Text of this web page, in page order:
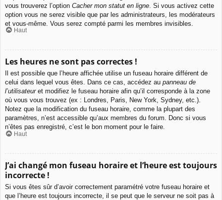
vous trouverez l’option Cacher mon statut en ligne . Si vous activez cette
option vous ne serez visible que par les administrateurs, les modérateurs
et vous-même. Vous serez compté parmi les membres invisibles.
Haut
Les heures ne sont pas correctes !
Il est possible que l’heure affichée utilise un fuseau horaire différent de
celui dans lequel vous êtes. Dans ce cas, accédez au panneau de
l’utilisateuret modifiez le fuseau horaire afin qu’il corresponde à la zone
où vous vous trouvez (ex : Londres, Paris, New York, Sydney, etc.).
Notez que la modification du fuseau horaire, comme la plupart des
paramètres, n’est accessible qu’aux membres du forum. Donc si vous
n’êtes pas enregistré, c’est le bon moment pour le faire.
Haut
J’ai changé mon fuseau horaire et l’heure est toujours
incorrecte !
Si vous êtes sûr d’avoir correctement paramétré votre fuseau horaire et
que l’heure est toujours incorrecte, il se peut que le serveur ne soit pas à